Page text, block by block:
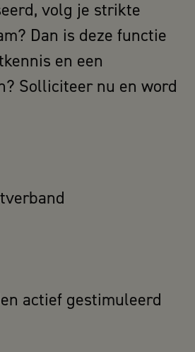
volg je strikte
Dan is deze functie
en een
Solliciteer nu en word
actief gestimuleerd